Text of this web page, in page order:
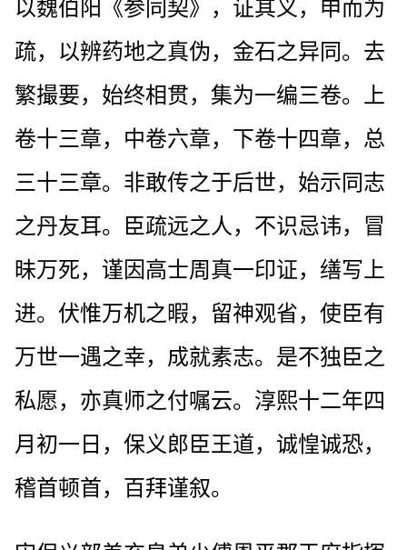
以魏伯阳《参同契》，证其义，申而为
疏，以辨药地之真伪，金石之异同。去
繁撮要，始终相贯，集为一编三卷。上
卷十三章，中卷六章，下卷十四章，总
三十三章。非敢传之于后世，始示同志
之丹友耳。臣疏远之人，不识忌讳，冒
昧万死，谨因高士周真一印证，缮写上
进。伏惟万机之暇，留神观省，使臣有
万世一遇之幸，成就素志。是不独臣之
私愿，亦真师之付嘱云。淳熙十二年四
月初一日，保义郎臣王道，诚惶诚恐，
稽首顿首，百拜谨叙。